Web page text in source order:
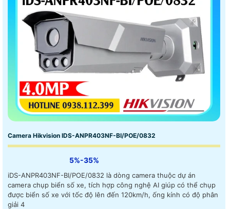
Camera Hikvision IDS-ANPR403NF-BI/POE/0832
5%-35%
iDS-ANPR403NF-BI/POE/0832 là dòng camera thuộc dự án
camera chụp biển số xe, tích hợp công nghệ AI giúp có thể chụp
được biển số xe với tốc độ lên đến 120km/h, ống kính có độ phân
giải 4